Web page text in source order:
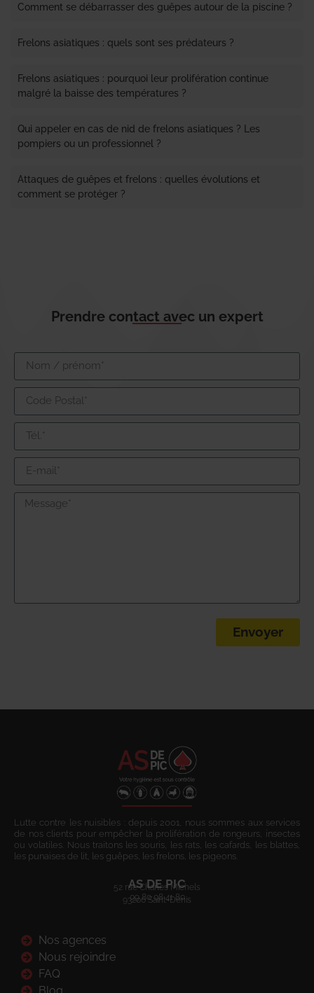
Comment se débarrasser des guêpes autour de la piscine ?
Frelons asiatiques : quels sont ses prédateurs ?
Frelons asiatiques : pourquoi leur prolifération continue
malgré la baisse des températures ?
Qui appeler en cas de nid de frelons asiatiques ? Les
pompiers ou un professionnel ?
Attaques de guêpes et frelons : quelles évolutions et
comment se protéger ?
Prendre contact avec un expert
Envoyer
Lutte contre les nuisibles : depuis 2001, nous sommes aux services
de nos clients pour empêcher la prolifération de rongeurs, insectes
ou volatiles. Nous traitons les souris, les rats, les cafards, les blattes,
les punaises de lit, les guêpes, les frelons, les pigeons.
AS DE PIC
52 rue Charles Michels
93200 Saint-Denis
09 80 08 41 80
Nos agences
Nous rejoindre
FAQ